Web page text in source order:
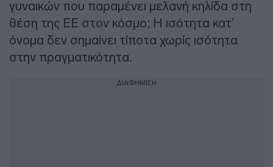
γυναικών που παραμένει μελανή κηλίδα στη
θέση της ΕΕ στον κόσμο; Η ισότητα κατ’
όνομα δεν σημαίνει τίποτα χωρίς ισότητα
στην πραγματικότητα.
ΔΙΑΦΗΜΙΣΗ